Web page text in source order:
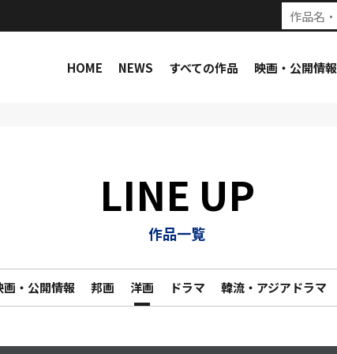
HOME NEWS すべての作品 映画・公開情報
LINE UP
作品一覧
画・公開情報 邦画 洋画 ドラマ 韓流・アジアドラマ